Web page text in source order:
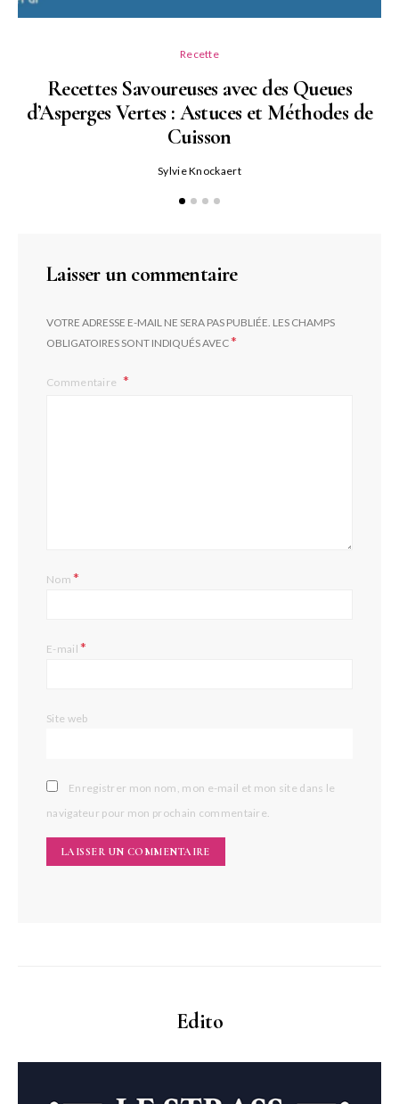
Recette
Recettes Savoureuses avec des Queues
d’Asperges Vertes : Astuces et Méthodes de
Cuisson
Sylvie Knockaert
Laisser un commentaire
VOTRE ADRESSE E-MAIL NE SERA PAS PUBLIÉE. LES CHAMPS
OBLIGATOIRES SONT INDIQUÉS AVEC*
Commentaire
Nom*
E-mail*
Site web
Enregistrer mon nom, mon e-mail et mon site dans le
navigateur pour mon prochain commentaire.
Edito